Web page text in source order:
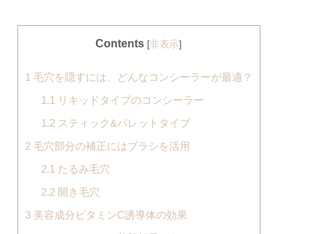
Contents [非表示]
1 毛穴を隠すには、どんなコンシーラーが最適？
1.1 リキッドタイプのコンシーラー
1.2スティック&パレットタイプ
2毛穴部分の補正にはブラシを活用
2.1 たるみ毛穴
2.2開き毛穴
3美容成分ビタミンC誘導体の効果